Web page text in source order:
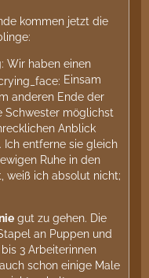
kommen jetzt die
Wir haben einen
Einsam
anderen Ende der
Schwester möglichst
Anblick
Ich entferne sie gleich
Ruhe in den
weiß ich absolut nicht;
gut zu gehen. Die
an Puppen und
3 Arbeiterinnen
schon einige Male